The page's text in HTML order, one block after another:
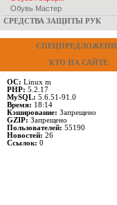
Обувь Мастер
СРЕДСТВА ЗАЩИТЫ РУК
КТО НА САЙТЕ
ОС: Linux m
PHP: 5.2.17
MySQL: 5.6.51-91.0
Время: 18:14
Кэширование: Запрещено
GZIP: Запрещено
Пользователей: 55190
Новостей: 26
Ссылок: 0